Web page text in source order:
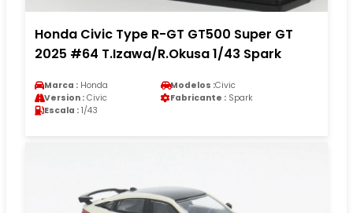
Honda Civic Type R-GT GT500 Super GT
2025 #64 T.Izawa/R.Okusa 1/43 Spark
Marca : Honda Modelos :Civic
Version : Civic Fabricante : Spark
Escala : 1/43